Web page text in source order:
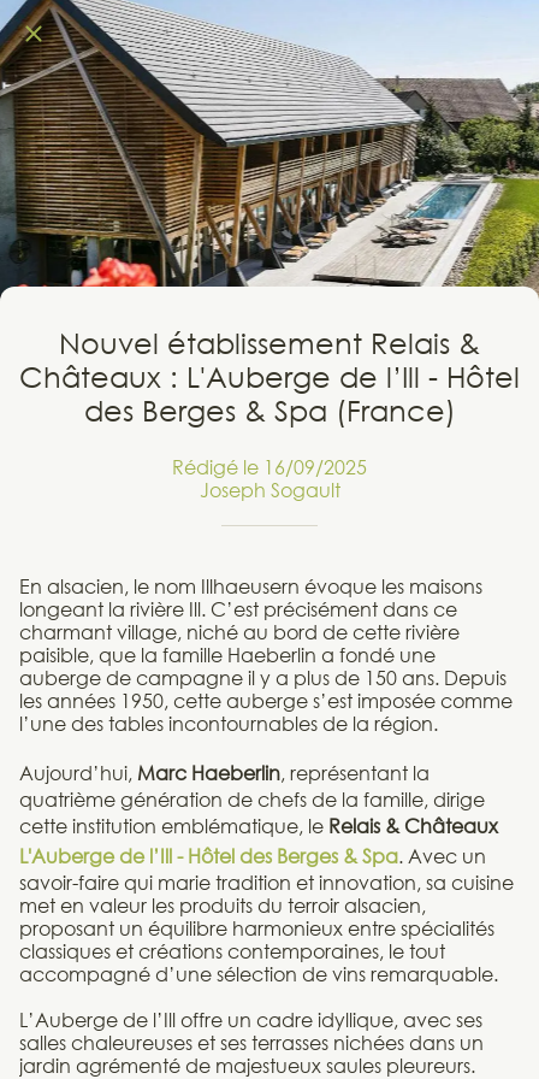
Nouvel établissement Relais &
Châteaux : L'Auberge de l’Ill - Hôtel
des Berges & Spa (France)
Rédigé le 16/09/2025
Joseph Sogault
En alsacien, le nom Illhaeusern évoque les maisons
longeant la rivière Ill. C’est précisément dans ce
charmant village, niché au bord de cette rivière
paisible, que la famille Haeberlin a fondé une
auberge de campagne il y a plus de 150 ans. Depuis
les années 1950, cette auberge s’est imposée comme
l’une des tables incontournables de la région.
Aujourd’hui, Marc Haeberlin, représentant la
quatrième génération de chefs de la famille, dirige
cette institution emblématique, le Relais & Châteaux
L'Auberge de l’Ill - Hôtel des Berges & Spa. Avec un
savoir-faire qui marie tradition et innovation, sa cuisine
met en valeur les produits du terroir alsacien,
proposant un équilibre harmonieux entre spécialités
classiques et créations contemporaines, le tout
accompagné d’une sélection de vins remarquable.
L’Auberge de l’Ill offre un cadre idyllique, avec ses
salles chaleureuses et ses terrasses nichées dans un
jardin agrémenté de majestueux saules pleureurs.